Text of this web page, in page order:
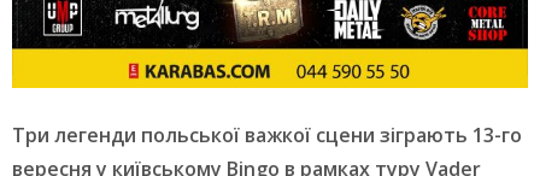
Три легенди польської важкої сцени зіграють 13-го
вересня у київському Bingo в рамках туру Vader